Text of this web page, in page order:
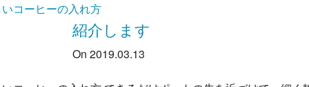
コーヒーの入れ方
紹介します
On 2019.03.13